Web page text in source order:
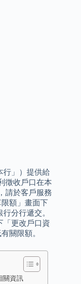
行」）提供給
徵收戶口在本
請於客戶服務
額」畫面下
分行遞交。
「更改戶口資
關限額。
關資訊